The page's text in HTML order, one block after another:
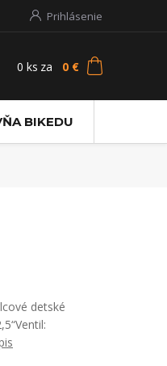
Prihlásenie
0 ks za 0 €
BIKEDU
detské